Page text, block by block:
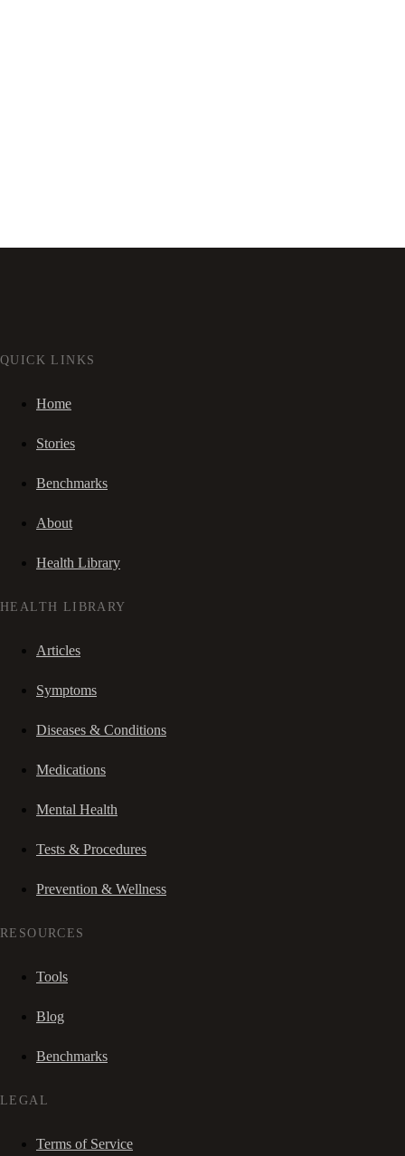
QUICK LINKS
Home
Stories
Benchmarks
About
Health Library
HEALTH LIBRARY
Articles
Symptoms
Diseases & Conditions
Medications
Mental Health
Tests & Procedures
Prevention & Wellness
RESOURCES
Tools
Blog
Benchmarks
LEGAL
Terms of Service